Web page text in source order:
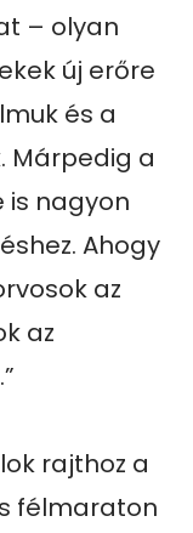
– olyan
új erőre
és a
Márpedig a
is nagyon
Ahogy
az
az
rajthoz a
félmaraton